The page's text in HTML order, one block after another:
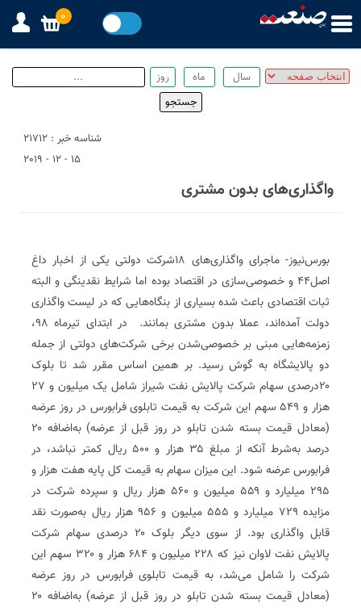
شناسه خبر : 21712
15 - 12 - 2019
واگذاری‌های بدون مشتری
بورس‌نیوز- ماجرای واگذاری‌های ۱۸شرکت دولتی یکی از اخبار داغ
اصل۴۴ و خصوصی‌سازی در اقتصاد بوده اما شرایط نقدینگی و البته
ثبات اقتصادی باعث شده بسیاری از بنگاه‌هایی که در لیست واگذاری
دولت آمده‌اند، عملا بدون مشتری بمانند. در ابتدای تیرماه ۹۸،
زمزمه‌هایی مبنی بر خصوصی‌شدن برخی شرکت‌های دولتی از جمله
دو پالایشگاه به گوش رسید. بر همین اساس مقرر شد تا بلوک
۲۰درصدی سهام شرکت پالایش نفت شیراز شامل یک ‌میلیون و ۲۷
هزار و ۵۴۹ سهم این شرکت به قیمت تابلوی فرابورس در روز عرضه
(معادل قیمت بسته شدن تابلو در روز قبل از عرضه) به‌اضافه ۲۰
درصد به‌شرط آنکه از مبلغ ۳۵ هزار و ۵۰۰ ریال کمتر نباشد، در
فرابورس عرضه شود. این میزان سهام به قیمت کل پایه هفت هزار و
۲۹۵ میلیارد و ۵۵۹ میلیون و ۵۶۰ هزار ریال و سپرده شرکت در
مزایده ۷۲۹ میلیارد و ۵۵۵ میلیون و ۹۵۶ هزار ریال به‌صورت نقد
قابل‌ واگذاری بود. از سوی دیگر بلوک ۲۰ درصدی سهام شرکت
پالایش نفت لاوان نیز که ۲۲۸ میلیون و ۶۸۴ هزار و ۳۲۰ سهم این
شرکت را شامل می‌شد، به قیمت تابلوی فرابورس در روز عرضه
(معادل قیمت بسته شدن تابلو در روز قبل از عرضه) به‌اضافه ۲۰
0